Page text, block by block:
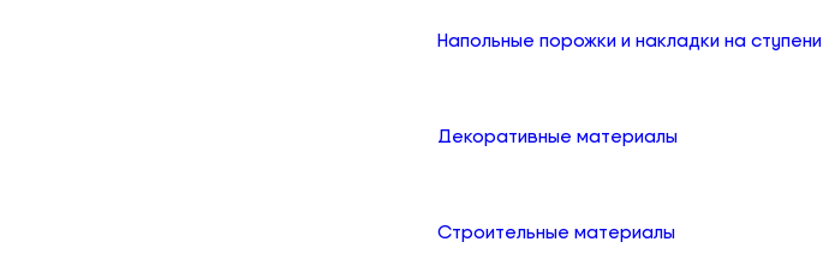
Напольные порожки и накладки на ступени
Декоративные материалы
Строительные материалы